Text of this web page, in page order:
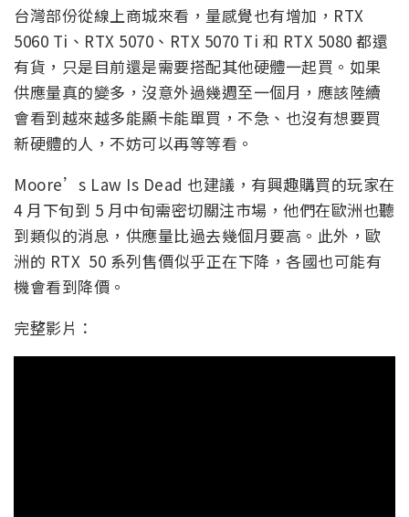
台灣部份從線上商城來看，量感覺也有增加，RTX
5060 Ti、RTX 5070、RTX 5070 Ti 和 RTX 5080 都還
有貨，只是目前還是需要搭配其他硬體一起買。如果
供應量真的變多，沒意外過幾週至一個月，應該陸續
會看到越來越多能顯卡能單買，不急、也沒有想要買
新硬體的人，不妨可以再等等看。
Moore’s Law Is Dead 也建議，有興趣購買的玩家在
4 月下旬到 5 月中旬需密切關注市場，他們在歐洲也聽
到類似的消息，供應量比過去幾個月要高。此外，歐
洲的 RTX 50 系列售價似乎正在下降，各國也可能有
機會看到降價。
完整影片：